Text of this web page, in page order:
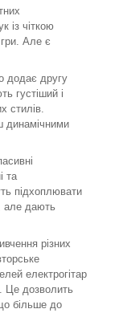
із чіткою
Але є
додає другу
густіший і
стилів.
динамічними
та
підхоплювати
але дають
різних
електрогітар
Це дозволить
більше до